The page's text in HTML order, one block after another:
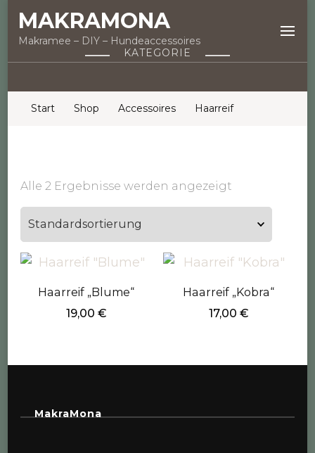
MAKRAMONA
Makramee – DIY – Hundeaccessoires
KATEGORIE
Start Shop Accessoires Haarreif
Alle 2 Ergebnisse werden angezeigt
Haarreif „Blume“
19,00 €
Haarreif „Kobra“
17,00 €
MakraMona